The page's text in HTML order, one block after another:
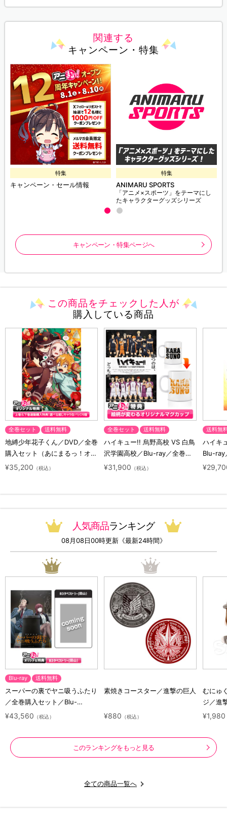
関連する
キャンペーン・特集
特集
キャンペーン・セール情報
特集
ANIMARU SPORTS
「アニメ×スポーツ」をテーマにし
たキャラクターグッズシリーズ
キャンペーン・特集ページへ
この商品をチェックした人が
購入している商品
全巻セット 送料無料
地縛少年花子くん／DVD／全巻
購入セット（あにまるっ！オリ
ジナル特典付き・送料無料）
¥35,200 （税込）
全巻セット 送料無料
ハイキュー!! 烏野高校 VS 白鳥
沢学園高校／Blu-ray／全巻セ
ット（初回生産限定・アニまる
¥31,900 （税込）
送料無
ハイキ
Blu-ray
ト（初
人気商品ランキング
08月08日00時更新《最新24時間》
1
Blu-ray 送料無料
スーパーの裏でヤニ吸うふたり
／全巻購入セット／Blu-
ray（アニまるっ！オリジナル
¥43,560 （税込）
2
素焼きコースター／進撃の巨人
¥880 （税込）
むにゅ
ジ／進
ラクタ
¥1,980
このランキングをもっと見る
全ての商品一覧へ